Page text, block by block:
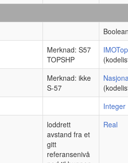
Merknad: S57
TOPSHP
Merknad: ikke
S-57
Integer
loddrett
avstand fra et
gitt
referansenivå
Real